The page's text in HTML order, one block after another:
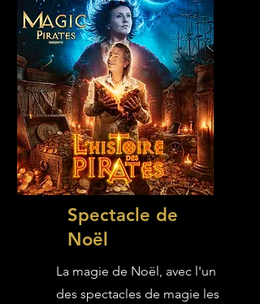
Spectacle de
Noël
La magie de Noël, avec l'un
des spectacles de magie les